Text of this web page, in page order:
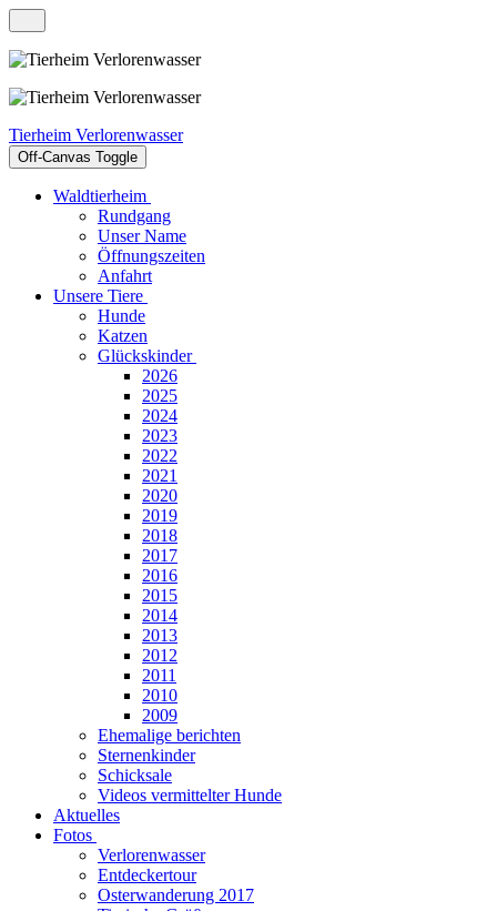
Tierheim Verlorenwasser
Off-Canvas Toggle
Waldtierheim
Rundgang
Unser Name
Öffnungszeiten
Anfahrt
Unsere Tiere
Hunde
Katzen
Glückskinder
2026
2025
2024
2023
2022
2021
2020
2019
2018
2017
2016
2015
2014
2013
2012
2011
2010
2009
Ehemalige berichten
Sternenkinder
Schicksale
Videos vermittelter Hunde
Aktuelles
Fotos
Verlorenwasser
Entdeckertour
Osterwanderung 2017